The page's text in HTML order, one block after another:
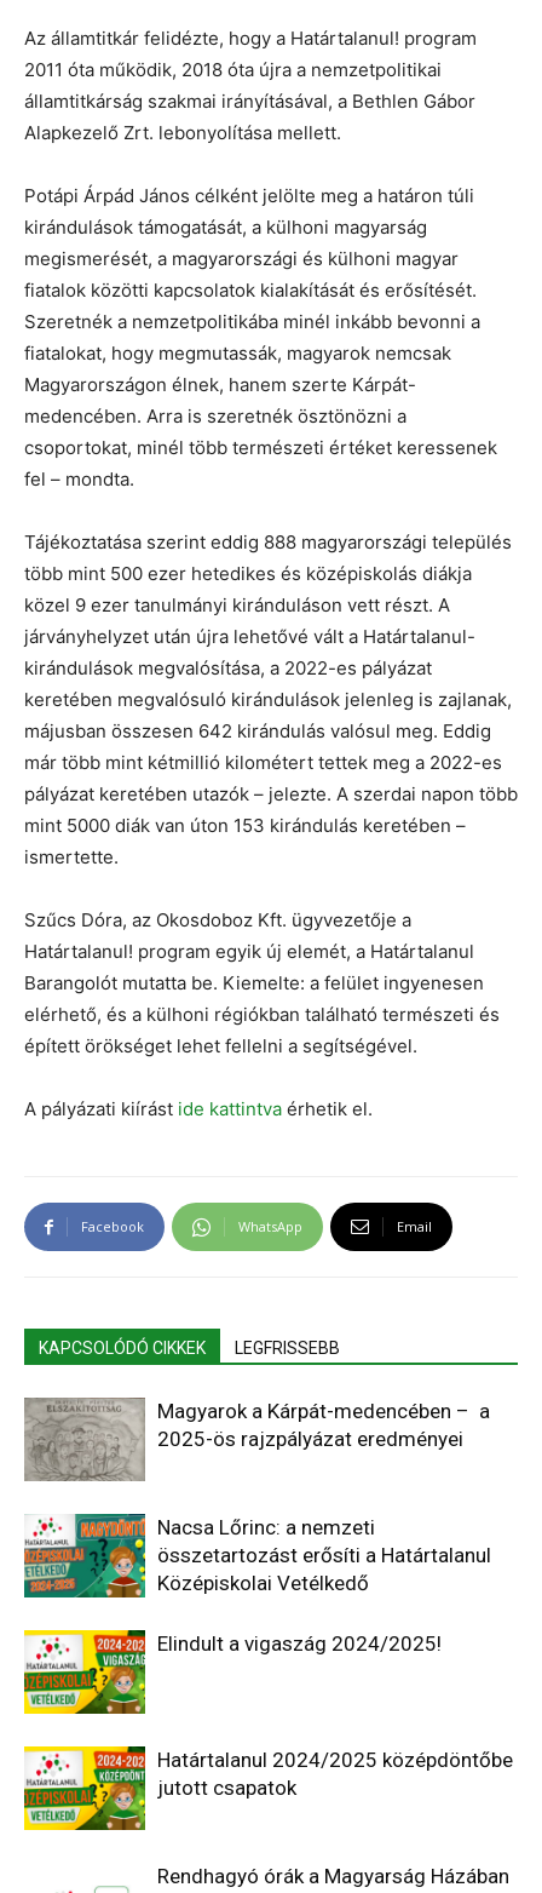
Az államtitkár felidézte, hogy a Határtalanul! program
2011 óta működik, 2018 óta újra a nemzetpolitikai
államtitkárság szakmai irányításával, a Bethlen Gábor
Alapkezelő Zrt. lebonyolítása mellett.
Potápi Árpád János célként jelölte meg a határon túli
kirándulások támogatását, a külhoni magyarság
megismerését, a magyarországi és külhoni magyar
fiatalok közötti kapcsolatok kialakítását és erősítését.
Szeretnék a nemzetpolitikába minél inkább bevonni a
fiatalokat, hogy megmutassák, magyarok nemcsak
Magyarországon élnek, hanem szerte Kárpát-
medencében. Arra is szeretnék ösztönözni a
csoportokat, minél több természeti értéket keressenek
fel – mondta.
Tájékoztatása szerint eddig 888 magyarországi település
több mint 500 ezer hetedikes és középiskolás diákja
közel 9 ezer tanulmányi kiránduláson vett részt. A
járványhelyzet után újra lehetővé vált a Határtalanul-
kirándulások megvalósítása, a 2022-es pályázat
keretében megvalósuló kirándulások jelenleg is zajlanak,
májusban összesen 642 kirándulás valósul meg. Eddig
már több mint kétmillió kilométert tettek meg a 2022-es
pályázat keretében utazók – jelezte. A szerdai napon több
mint 5000 diák van úton 153 kirándulás keretében –
ismertette.
Szűcs Dóra, az Okosdoboz Kft. ügyvezetője a
Határtalanul! program egyik új elemét, a Határtalanul
Barangolót mutatta be. Kiemelte: a felület ingyenesen
elérhető, és a külhoni régiókban található természeti és
épített örökséget lehet fellelni a segítségével.
A pályázati kiírást ide kattintva érhetik el.
Facebook WhatsApp Email
KAPCSOLÓDÓ CIKKEK LEGFRISSEBB
Magyarok a Kárpát-medencében – a
2025-ös rajzpályázat eredményei
Nacsa Lőrinc: a nemzeti
összetartozást erősíti a Határtalanul
Középiskolai Vetélkedő
Elindult a vigaszág 2024/2025!
Határtalanul 2024/2025 középdöntőbe
jutott csapatok
Rendhagyó órák a Magyarság Házában